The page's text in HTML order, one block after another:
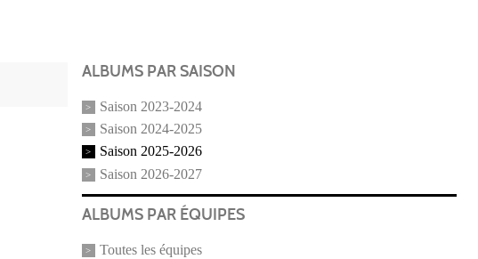
ALBUMS PAR SAISON
Saison 2023-2024
Saison 2024-2025
Saison 2025-2026
Saison 2026-2027
ALBUMS PAR ÉQUIPES
Toutes les équipes